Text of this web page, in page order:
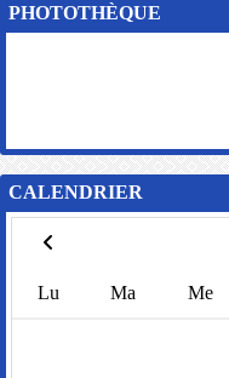
PHOTOTHÈQUE
CALENDRIER
Lu Ma Me